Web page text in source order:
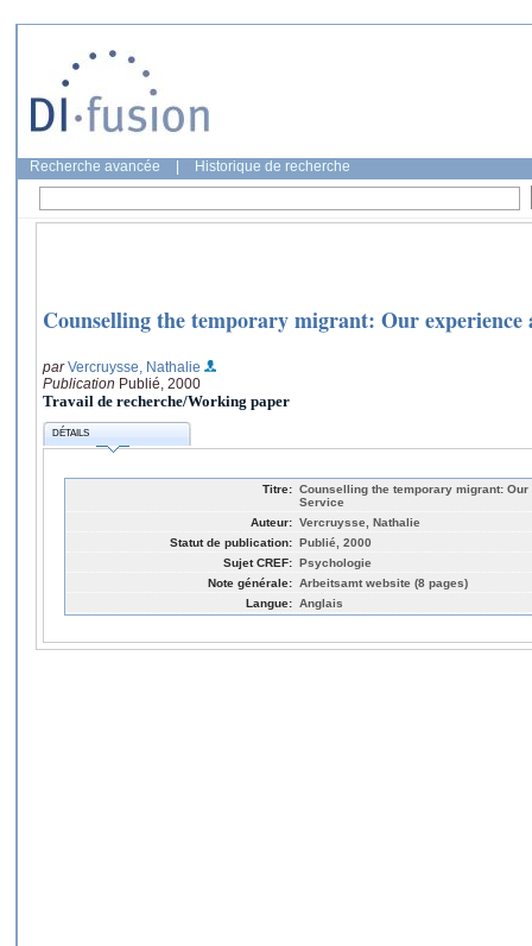
Recherche avancée Historique de recherche
Counselling the temporary migrant: Our
parVercruysse, Nathalie
Publication Publié, 2000
Travail de recherche/Working paper
DÉTAILS
Titre: Counselling the temporary migrant:
Service
Auteur: Vercruysse, Nathalie
Statut de publication: Publié, 2000
Sujet CREF: Psychologie
Note générale: Arbeitsamt website (8 pages)
Langue: Anglais